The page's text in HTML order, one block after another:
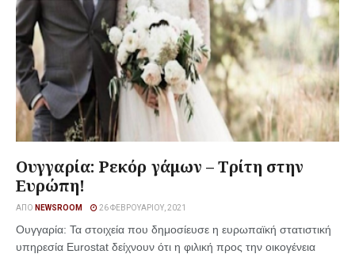
Ουγγαρία: Ρεκόρ γάμων – Τρίτη στην
Ευρώπη!
ΑΠΌ NEWSROOM 26 ΦΕΒΡΟΥΑΡΊΟΥ, 2021
Ουγγαρία: Τα στοιχεία που δημοσίευσε η ευρωπαϊκή στατιστική
υπηρεσία Eurostat δείχνουν ότι η φιλική προς την οικογένεια